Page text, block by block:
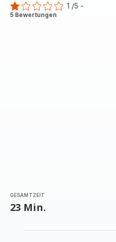
Bewertung
1 /5 -
5 Bewertungen
GESAMTZEIT
23 Min.